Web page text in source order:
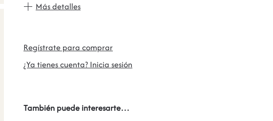
Más detalles
Regístrate para comprar
¿Ya tienes cuenta? Inicia sesión
También puede interesarte…